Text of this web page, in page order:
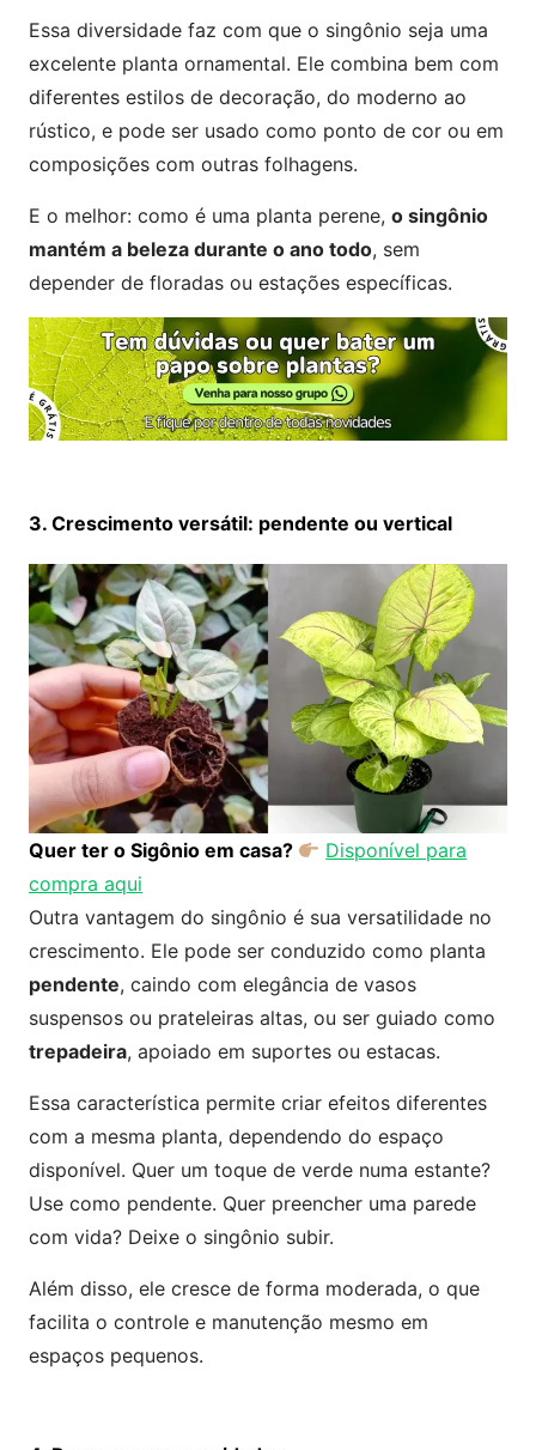
Essa diversidade faz com que o singônio seja uma
excelente planta ornamental. Ele combina bem com
diferentes estilos de decoração, do moderno ao
rústico, e pode ser usado como ponto de cor ou em
composições com outras folhagens.
E o melhor: como é uma planta perene, o singônio
mantém a beleza durante o ano todo, sem
depender de floradas ou estações específicas.
3. Crescimento versátil: pendente ou vertical
Quer ter o Sigônio em casa?
Disponível para
compra aqui
Outra vantagem do singônio é sua versatilidade no
crescimento. Ele pode ser conduzido como planta
pendente, caindo com elegância de vasos
suspensos ou prateleiras altas, ou ser guiado como
trepadeira, apoiado em suportes ou estacas.
Essa característica permite criar efeitos diferentes
com a mesma planta, dependendo do espaço
disponível. Quer um toque de verde numa estante?
Use como pendente. Quer preencher uma parede
com vida? Deixe o singônio subir.
Além disso, ele cresce de forma moderada, o que
facilita o controle e manutenção mesmo em
espaços pequenos.